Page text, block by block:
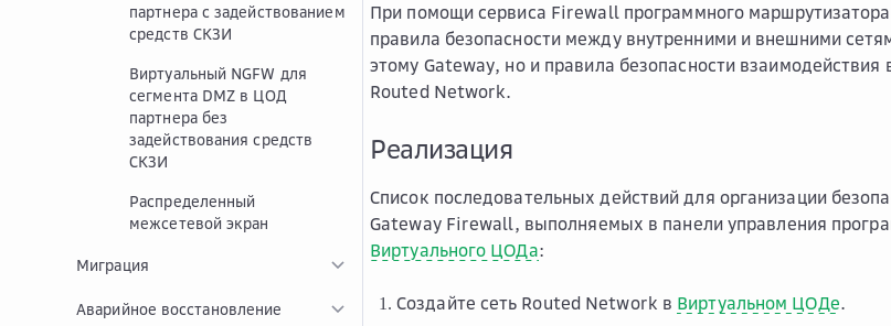
партнера с задействованием
средств СКЗИ
Виртуальный NGFW для
сегмента DMZ в ЦОД
партнера без
задействования средств
СКЗИ
Распределенный
межсетевой экран
Миграция
Аварийное восстановление
При помощи сервиса Firewall программного
правила безопасности между внутренними и внешними
этому Gateway, но и правила безопасности
Routed Network.
Реализация
Список последовательных действий для организации
Gateway Firewall, выполняемых в панели управления
Виртуального ЦОДа:
Создайте сеть Routed Network в Виртуальном ЦОДе.